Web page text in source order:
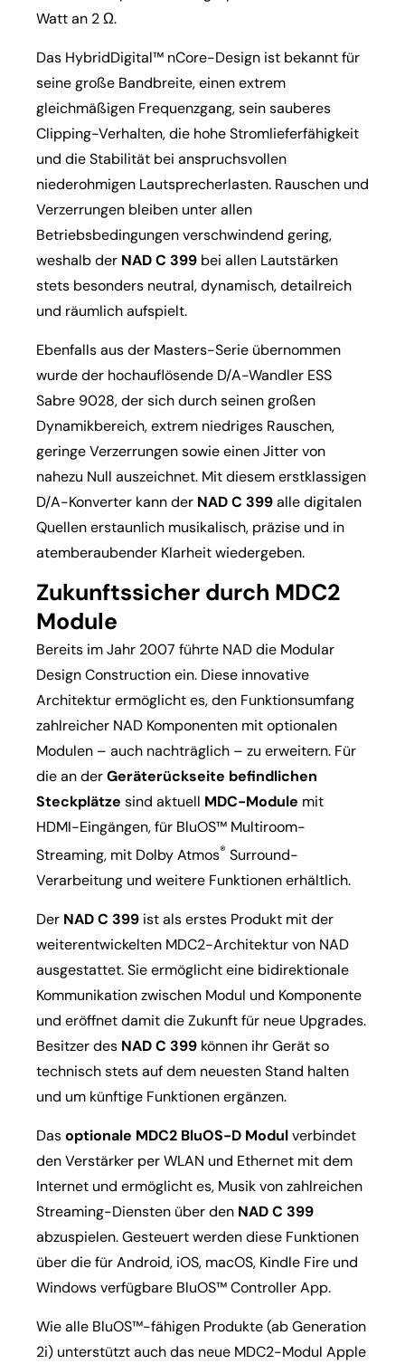
Watt an 2 Ω.
Das HybridDigital™ nCore-Design ist bekannt für
seine große Bandbreite, einen extrem
gleichmäßigen Frequenzgang, sein sauberes
Clipping-Verhalten, die hohe Stromlieferfähigkeit
und die Stabilität bei anspruchsvollen
niederohmigen Lautsprecherlasten. Rauschen und
Verzerrungen bleiben unter allen
Betriebsbedingungen verschwindend gering,
weshalb der NAD C 399 bei allen Lautstärken
stets besonders neutral, dynamisch, detailreich
und räumlich aufspielt.
Ebenfalls aus der Masters-Serie übernommen
wurde der hochauflösende D/A-Wandler ESS
Sabre 9028, der sich durch seinen großen
Dynamikbereich, extrem niedriges Rauschen,
geringe Verzerrungen sowie einen Jitter von
nahezu Null auszeichnet. Mit diesem erstklassigen
D/A-Konverter kann der NAD C 399alle digitalen
Quellen erstaunlich musikalisch, präzise und in
atemberaubender Klarheit wiedergeben.
Zukunftssicher durch MDC2
Module
Bereits im Jahr 2007 führte NAD die Modular
Design Construction ein. Diese innovative
Architektur ermöglicht es, den Funktionsumfang
zahlreicher NAD Komponenten mit optionalen
Modulen – auch nachträglich – zu erweitern. Für
die an derGeräterückseite befindlichen
Steckplätze sind aktuell MDC-Module mit
HDMI-Eingängen, für BluOS™ Multiroom-
Streaming, mit Dolby Atmos® Surround-
Verarbeitung und weitere Funktionen erhältlich.
Der NAD C 399 ist als erstes Produkt mit der
weiterentwickelten MDC2-Architektur von NAD
ausgestattet. Sie ermöglicht eine bidirektionale
Kommunikation zwischen Modul und Komponente
und eröffnet damit die Zukunft für neue Upgrades.
Besitzer des NAD C 399 können ihr Gerät so
technisch stets auf dem neuesten Stand halten
und um künftige Funktionen ergänzen.
Dasoptionale MDC2 BluOS-D Modulverbindet
den Verstärker per WLAN und Ethernet mit dem
Internet und ermöglicht es, Musik von zahlreichen
Streaming-Diensten über den NAD C 399
abzuspielen. Gesteuert werden diese Funktionen
über die für Android, iOS, macOS, Kindle Fire und
Windows verfügbare BluOS™ Controller App.
Wie alle BluOS™-fähigen Produkte (ab Generation
2i) unterstützt auch das neue MDC2-Modul Apple